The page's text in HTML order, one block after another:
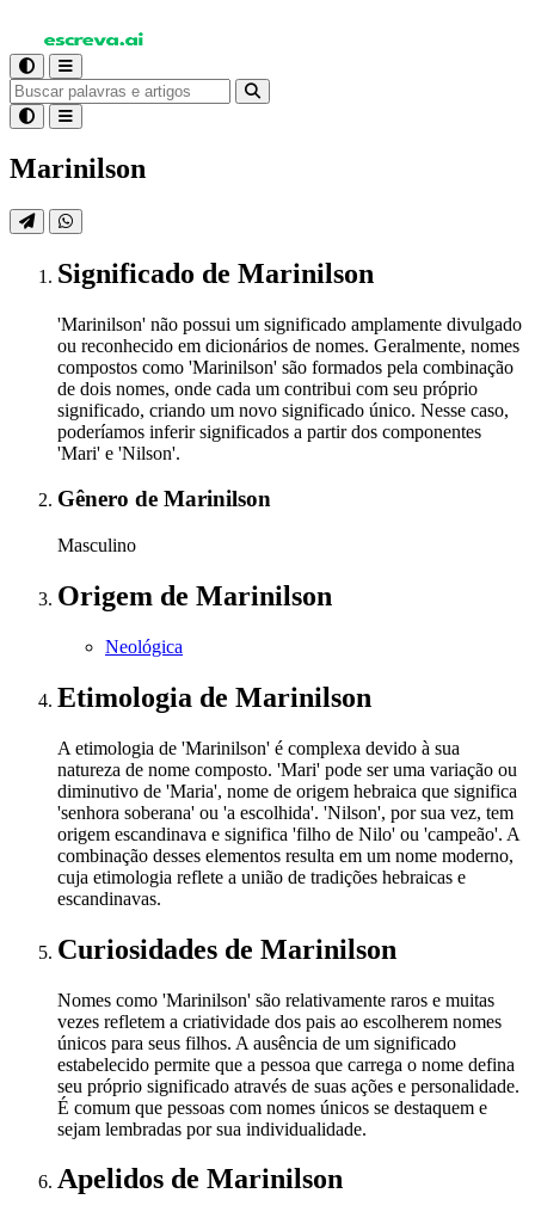
Marinilson
Significado de Marinilson
'Marinilson' não possui um significado amplamente divulgado
ou reconhecido em dicionários de nomes. Geralmente, nomes
compostos como 'Marinilson' são formados pela combinação
de dois nomes, onde cada um contribui com seu próprio
significado, criando um novo significado único. Nesse caso,
poderíamos inferir significados a partir dos componentes
'Mari' e 'Nilson'.
Gênero de Marinilson
Masculino
Origem de Marinilson
Neológica
Etimologia de Marinilson
A etimologia de 'Marinilson' é complexa devido à sua
natureza de nome composto. 'Mari' pode ser uma variação ou
diminutivo de 'Maria', nome de origem hebraica que significa
'senhora soberana' ou 'a escolhida'. 'Nilson', por sua vez, tem
origem escandinava e significa 'filho de Nilo' ou 'campeão'. A
combinação desses elementos resulta em um nome moderno,
cuja etimologia reflete a união de tradições hebraicas e
escandinavas.
Curiosidades de Marinilson
Nomes como 'Marinilson' são relativamente raros e muitas
vezes refletem a criatividade dos pais ao escolherem nomes
únicos para seus filhos. A ausência de um significado
estabelecido permite que a pessoa que carrega o nome defina
seu próprio significado através de suas ações e personalidade.
É comum que pessoas com nomes únicos se destaquem e
sejam lembradas por sua individualidade.
Apelidos de Marinilson